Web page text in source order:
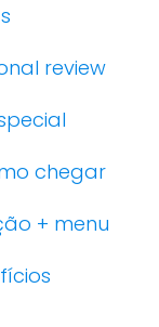
review
chegar
+ menu